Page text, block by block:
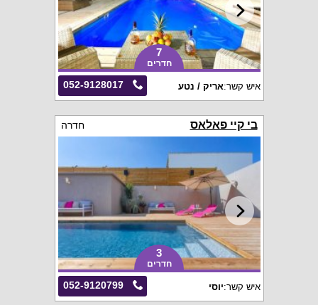
7
חדרים
052-9128017 איש קשר:אריק / נטע
בי קיי פאלאס חדרה
3
חדרים
052-9120799 איש קשר:יוסי